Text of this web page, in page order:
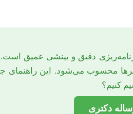
دقیق و بینشی عمیق
محسوب می‌شود. این راهنمای
کنیم؟
دکتری